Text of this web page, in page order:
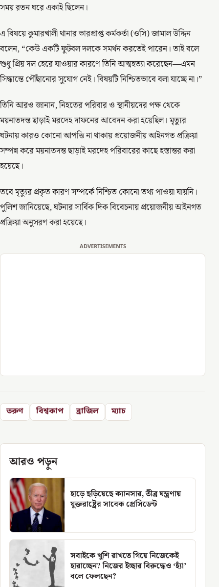
সময় রতন ঘরে একাই ছিলেন।
এ বিষয়ে কুমারখালী থানার ভারপ্রাপ্ত কর্মকর্তা (ওসি) জামাল উদ্দিন
বলেন, “কেউ একটি ফুটবল দলকে সমর্থন করতেই পারেন। তাই বলে
শুধু প্রিয় দল হেরে যাওয়ার কারণে তিনি আত্মহত্যা করেছেন—এমন
সিদ্ধান্তে পৌঁছানোর সুযোগ নেই। বিষয়টি নিশ্চিতভাবে বলা যাচ্ছে না।”
তিনি আরও জানান, নিহতের পরিবার ও স্থানীয়দের পক্ষ থেকে
ময়নাতদন্ত ছাড়াই মরদেহ দাফনের আবেদন করা হয়েছিল। মৃত্যুর
ঘটনায় কারও কোনো আপত্তি না থাকায় প্রয়োজনীয় আইনগত প্রক্রিয়া
সম্পন্ন করে ময়নাতদন্ত ছাড়াই মরদেহ পরিবারের কাছে হস্তান্তর করা
হয়েছে।
তবে মৃত্যুর প্রকৃত কারণ সম্পর্কে নিশ্চিত কোনো তথ্য পাওয়া যায়নি।
পুলিশ জানিয়েছে, ঘটনার সার্বিক দিক বিবেচনায় প্রয়োজনীয় আইনগত
প্রক্রিয়া অনুসরণ করা হয়েছে।
ADVERTISEMENTS
তরুণ বিশ্বকাপ ব্রাজিল ম্যাচ
আরও পড়ুন
হাড়ে ছড়িয়েছে ক্যানসার, তীব্র যন্ত্রণায়
যুক্তরাষ্ট্রের সাবেক প্রেসিডেন্ট
সবাইকে খুশি রাখতে গিয়ে নিজেকেই
হারাচ্ছেন? নিজের ইচ্ছার বিরুদ্ধেও ‘হ্যাঁ’
বলে ফেলছেন?